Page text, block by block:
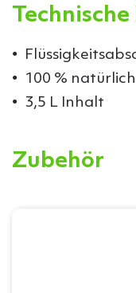
100 %
3,5 L Inhalt
Zubehör